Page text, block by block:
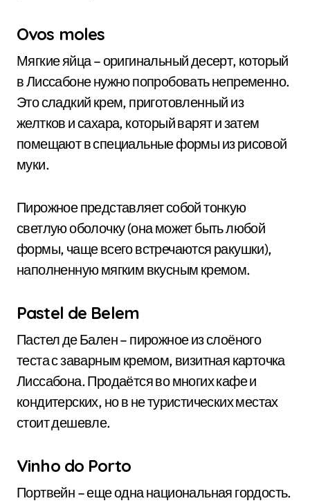
Ovos moles
Мягкие яйца – оригинальный десерт, который
в Лиссабоне нужно попробовать непременно.
Это сладкий крем, приготовленный из
желтков и сахара, который варят и затем
помещают в специальные формы из рисовой
муки.
Пирожное представляет собой тонкую
светлую оболочку (она может быть любой
формы, чаще всего встречаются ракушки),
наполненную мягким вкусным кремом.
Pastel de Belem
Пастел де Бален – пирожное из слоёного
теста с заварным кремом, визитная карточка
Лиссабона. Продаётся во многих кафе и
кондитерских, но в не туристических местах
стоит дешевле.
Vinho do Porto
Портвейн – еще одна национальная гордость.